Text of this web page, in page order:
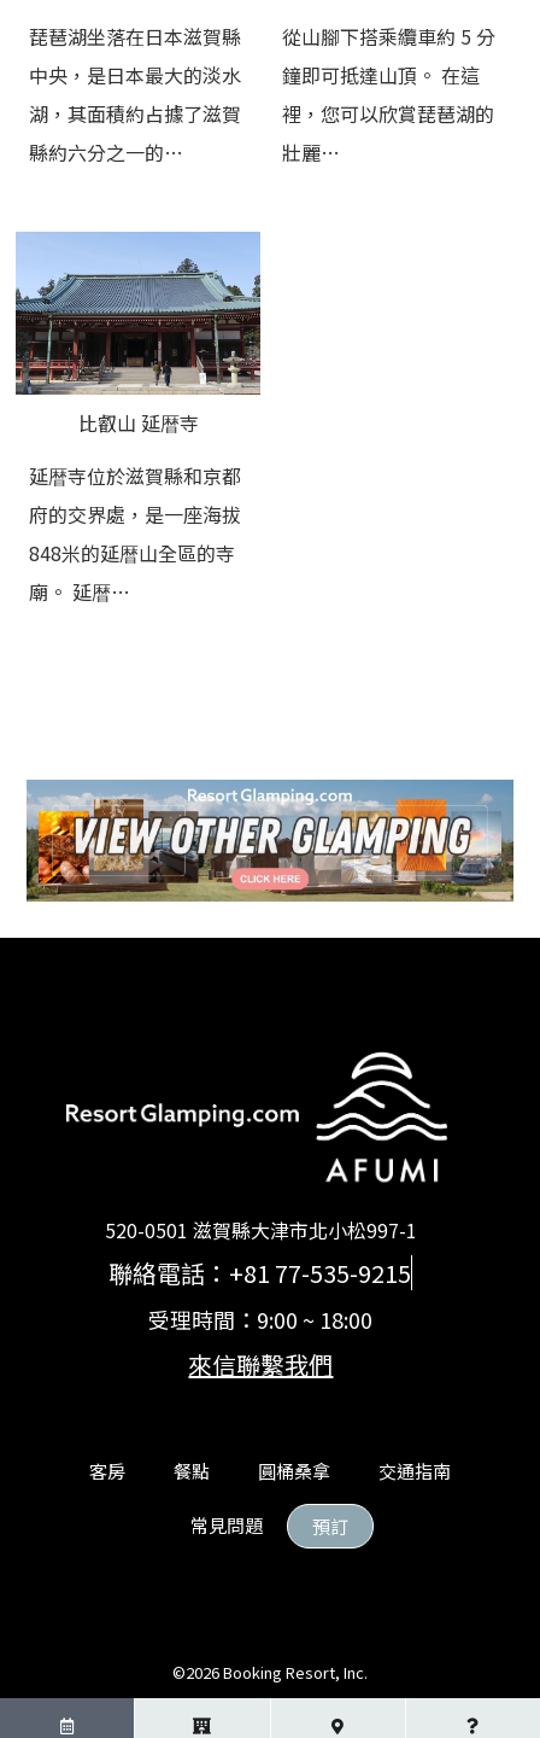
琵琶湖坐落在日本滋賀縣
中央，是日本最大的淡水
湖，其面積約占據了滋賀
縣約六分之一的…
從山腳下搭乘纜車約 5 分
鐘即可抵達山頂。 在這
裡，您可以欣賞琵琶湖的
壯麗…
比叡山 延暦寺
延暦寺位於滋賀縣和京都
府的交界處，是一座海拔
848米的延暦山全區的寺
廟。 延暦…
520-0501 滋賀縣大津市北小松997-1
聯絡電話：+81 77-535-9215
受理時間：9:00 ~ 18:00
來信聯繫我們
客房 餐點 圓桶桑拿 交通指南
常見問題 預訂
©2026 Booking Resort, Inc.